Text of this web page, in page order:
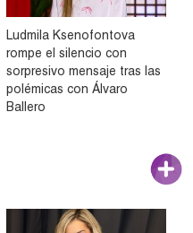
Ludmila Ksenofontova
rompe el silencio con
sorpresivo mensaje tras las
polémicas con Álvaro
Ballero